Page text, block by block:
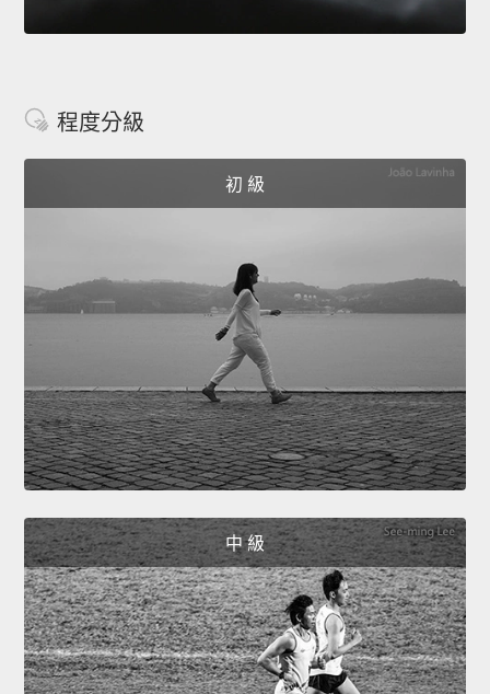
程度分級
初 級
中 級